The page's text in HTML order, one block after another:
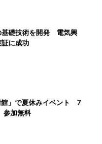
基礎技術を開発 電気興
に成功
館」で夏休みイベント 7
参加無料